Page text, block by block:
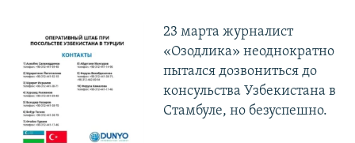
23 марта журналист
«Озодлика» неоднократно
пытался дозвониться до
консульства Узбекистана в
Стамбуле, но безуспешно.